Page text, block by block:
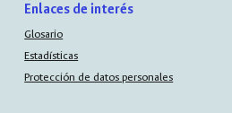
Enlaces de interés
Glosario
Estadísticas
Protección de datos personales